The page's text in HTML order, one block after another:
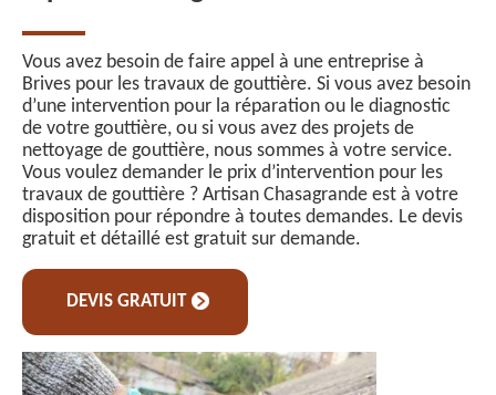
Vous avez besoin de faire appel à une entreprise à
Brives pour les travaux de gouttière. Si vous avez besoin
d’une intervention pour la réparation ou le diagnostic
de votre gouttière, ou si vous avez des projets de
nettoyage de gouttière, nous sommes à votre service.
Vous voulez demander le prix d’intervention pour les
travaux de gouttière ? Artisan Chasagrande est à votre
disposition pour répondre à toutes demandes. Le devis
gratuit et détaillé est gratuit sur demande.
DEVIS GRATUIT